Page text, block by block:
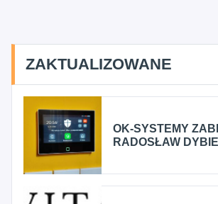
ZAKTUALIZOWANE
OK-SYSTEMY
RADOSŁAW